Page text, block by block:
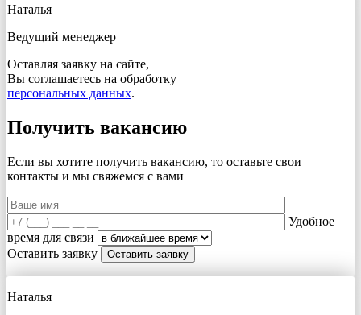
Наталья
Ведущий менеджер
Оставляя заявку на сайте,
Вы соглашаетесь на обработку
персональных данных.
Получить вакансию
Если вы хотите получить вакансию, то оставьте свои
контакты и мы свяжемся с вами
Удобное
время для связи
Оставить заявку
Наталья